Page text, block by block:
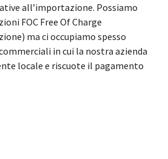
all’importazione. Possiamo
FOC Free Of Charge
ma ci occupiamo spesso
in cui la nostra azienda
locale e riscuote il pagamento